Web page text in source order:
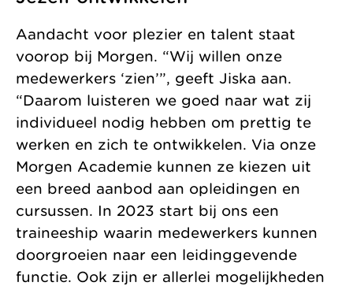
Aandacht voor plezier en talent staat
voorop bij Morgen. “Wij willen onze
medewerkers ‘zien’”, geeft Jiska aan.
“Daarom luisteren we goed naar wat zij
individueel nodig hebben om prettig te
werken en zich te ontwikkelen. Via onze
Morgen Academie kunnen ze kiezen uit
een breed aanbod aan opleidingen en
cursussen. In 2023 start bij ons een
traineeship waarin medewerkers kunnen
doorgroeien naar een leidinggevende
functie. Ook zijn er allerlei mogelijkheden